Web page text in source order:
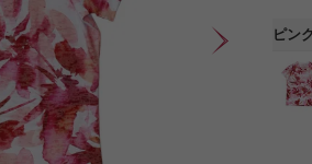
ピンク